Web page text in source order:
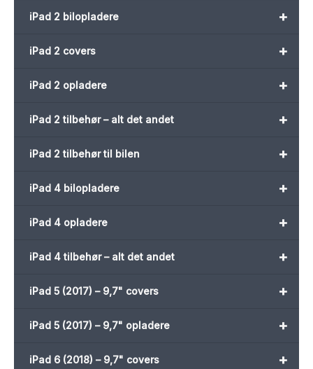
+
iPad 2 bilopladere
+
iPad 2 covers
+
iPad 2 opladere
+
iPad 2 tilbehør – alt det andet
+
iPad 2 tilbehør til bilen
+
iPad 4 bilopladere
+
iPad 4 opladere
+
iPad 4 tilbehør – alt det andet
+
iPad 5 (2017) – 9,7" covers
+
iPad 5 (2017) – 9,7" opladere
+
iPad 6 (2018) – 9,7" covers